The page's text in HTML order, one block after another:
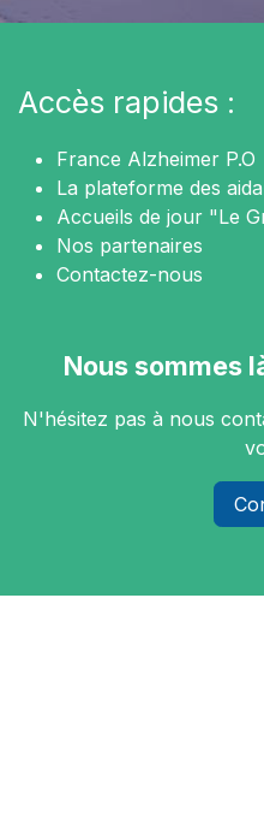
Accès rapides :
France Alzheimer P.O
La plateforme des
Accueils de jour "Le
Nos partenaires
Contactez-nous
Nous sommes
N'hésitez pas à nous